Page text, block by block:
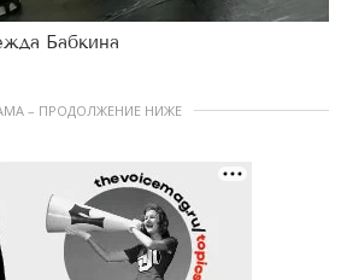
Бабкина
– ПРОДОЛЖЕНИЕ НИЖЕ